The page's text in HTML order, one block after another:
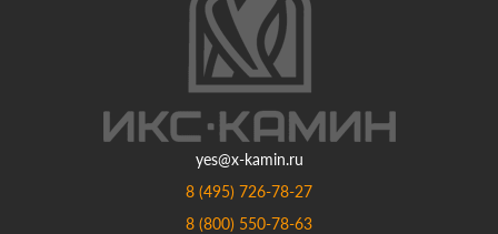
yes@x-kamin.ru
8 (495) 726-78-27
8 (800) 550-78-63